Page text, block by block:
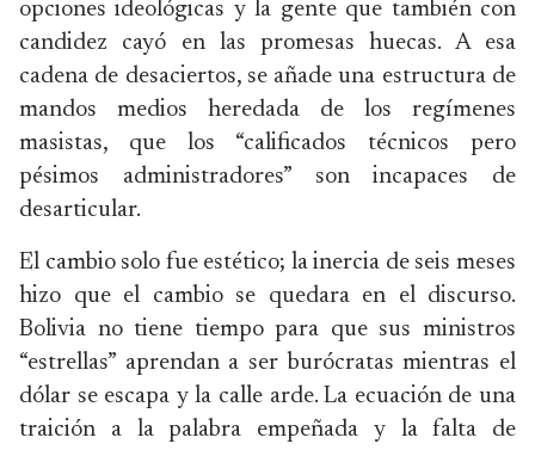
opciones ideológicas y la gente que también con
candidez cayó en las promesas huecas. A esa
cadena de desaciertos, se añade una estructura de
mandos medios heredada de los regímenes
masistas, que los “calificados técnicos pero
pésimos administradores” son incapaces de
desarticular.
El cambio solo fue estético; la inercia de seis meses
hizo que el cambio se quedara en el discurso.
Bolivia no tiene tiempo para que sus ministros
“estrellas” aprendan a ser burócratas mientras el
dólar se escapa y la calle arde. La ecuación de una
traición a la palabra empeñada y la falta de